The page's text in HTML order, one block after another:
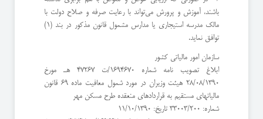
باشند، آموزش و پرورش می‌تواند با رعایت صرفه و صلاح دولت با
مالک مدرسه استیجاری یا مدارس مشمول قانون مذکور در بند (1)
توافق نماید.
سازمان امور مالیاتی کشور
ابلاغ تصویب نامه شماره 1694670/ت 47267 هـ مورخ
28/08/1390 هیئت وزیران در مورد شمول معافیت ماده 69 قانون
مالیاتهای مستقیم به قراردادهای منعقده طرح مسکن مهر
شماره: 33003/200 تاریخ: 11/10/1390